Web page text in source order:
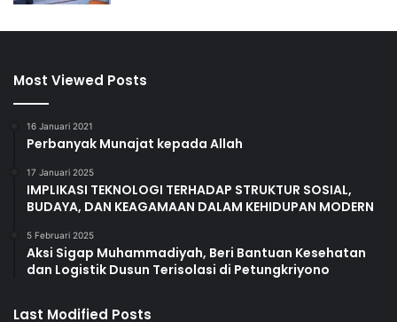
Most Viewed Posts
16 Januari 2021
Perbanyak Munajat kepada Allah
17 Januari 2025
IMPLIKASI TEKNOLOGI TERHADAP STRUKTUR SOSIAL,
BUDAYA, DAN KEAGAMAAN DALAM KEHIDUPAN MODERN
5 Februari 2025
Aksi Sigap Muhammadiyah, Beri Bantuan Kesehatan
dan Logistik Dusun Terisolasi di Petungkriyono
Last Modified Posts